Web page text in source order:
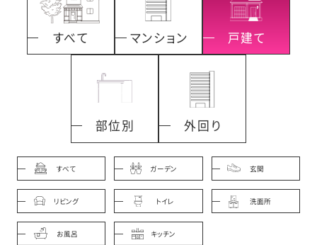
すべて マンション 戸建て
部位別 外回り
すべて ガーデン 玄関
リビング トイレ 洗面所
お風呂 キッチン